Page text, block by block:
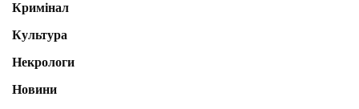
Кримінал
Культура
Некрологи
Новини